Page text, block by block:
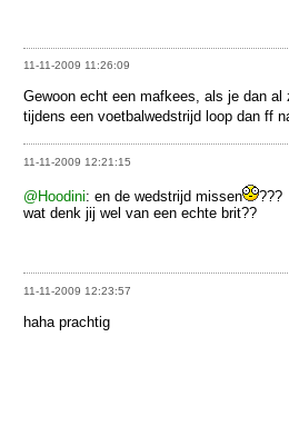
11-11-2009 11:26:09
Gewoon echt een mafkees, als je dan al
tijdens een voetbalwedstrijd loop dan ff
11-11-2009 12:21:15
@Hoodini: en de wedstrijd missen
???
wat denk jij wel van een echte brit??
11-11-2009 12:23:57
haha prachtig